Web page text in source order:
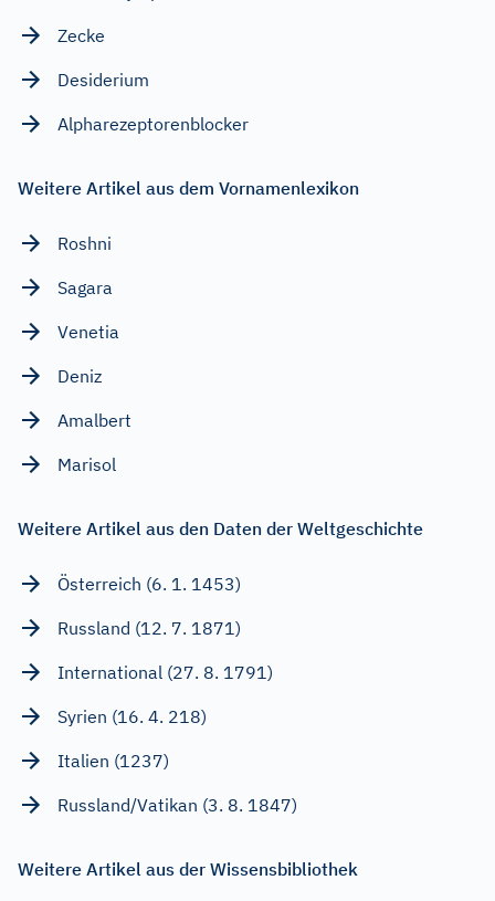
Zecke
Desiderium
Alpharezeptorenblocker
Weitere Artikel aus dem Vornamenlexikon
Roshni
Sagara
Venetia
Deniz
Amalbert
Marisol
Weitere Artikel aus den Daten der Weltgeschichte
Österreich (6. 1. 1453)
Russland (12. 7. 1871)
International (27. 8. 1791)
Syrien (16. 4. 218)
Italien (1237)
Russland/Vatikan (3. 8. 1847)
Weitere Artikel aus der Wissensbibliothek